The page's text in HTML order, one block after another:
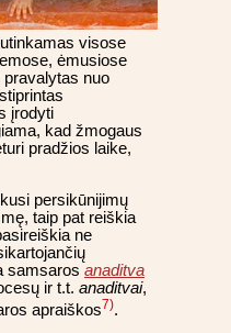
visose
ėmusiose
pravalytas nuo
įrodyti
kad žmogaus
pradžios laike,
persikūnijimų
taip pat reiškia
ne
samsaros anaditva
ir t.t. anaditvai,
apraiškos7).